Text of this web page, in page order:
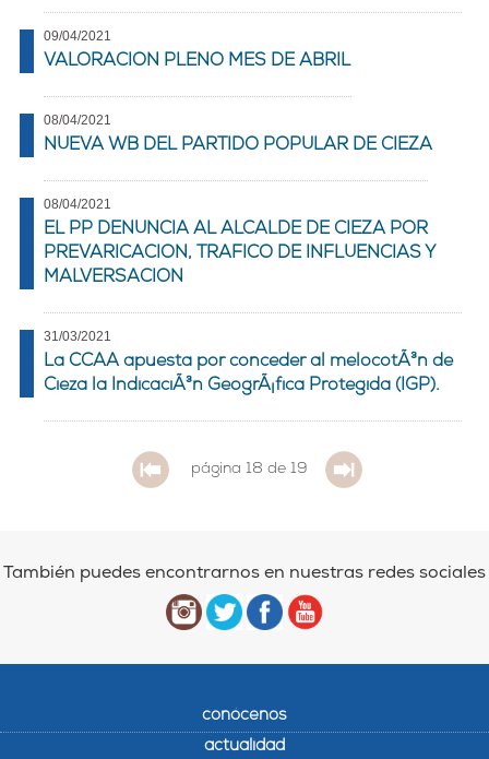
09/04/2021
VALORACION PLENO MES DE ABRIL
08/04/2021
NUEVA WB DEL PARTIDO POPULAR DE CIEZA
08/04/2021
EL PP DENUNCIA AL ALCALDE DE CIEZA POR
PREVARICACION, TRAFICO DE INFLUENCIAS Y
MALVERSACION
31/03/2021
La CCAA apuesta por conceder al melocotÃ³n de
Cieza la IndicaciÃ³n GeogrÃ¡fica Protegida (IGP).
página 18 de 19
También puedes encontrarnos en nuestras redes sociales
conócenos
actualidad